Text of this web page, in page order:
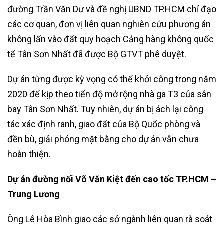
đường Trần Văn Dư và đề nghị UBND TP.HCM chỉ đạo
các cơ quan, đơn vị liên quan nghiên cứu phương án
không lấn vào đất quy hoạch Cảng hàng không quốc
tế Tân Sơn Nhất đã được Bộ GTVT phê duyệt.
Dự án từng được kỳ vọng có thể khởi công trong năm
2020 để kịp theo tiến độ mở rộng nhà ga T3 của sân
bay Tân Sơn Nhất. Tuy nhiên, dự án bị ách lại công
tác xác định ranh, giao đất của Bộ Quốc phòng và
đền bù, giải phóng mặt bằng cho dự án vẫn chưa
hoàn thiện.
Dự án đường nối Võ Văn Kiệt đến cao tốc TP.HCM –
Trung Lương
Ông Lê Hòa Bình giao các sở ngành liên quan rà soát